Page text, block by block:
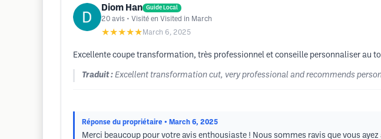
Diom Han Guide Local
20 avis • Visité en Visited in March
★★★★★ March 6, 2025
Excellente coupe transformation, très professionnel et conseille personnaliser au
Traduit : Excellent transformation cut, very professional and recommends
Réponse du propriétaire • March 6, 2025
Merci beaucoup pour votre avis enthousiaste ! Nous sommes ravis que vous